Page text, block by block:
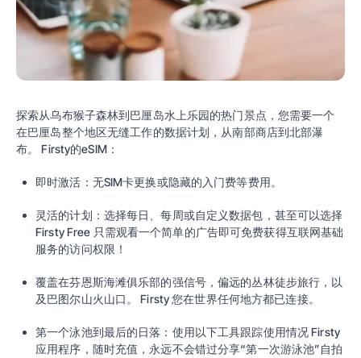
探索从乌布猴子森林到巴厘岛水上乐园的热门景点，您需要一个
在巴厘岛整个地区无缝工作的数据计划，从南部商店到北部瀑
布。Firsty的eSIM：
即时激活：无SIM卡更换或隐藏的入门费等费用。
灵活的计划：选择每日、每周或自定义数据包，甚至可以选择
Firsty Free 只需观看一个简单的广告即可免费获得互联网基础
服务的访问权限！
覆盖在芬恩斯海滩俱乐部的强信号，偏远的丛林徒步旅行，以
及巴图尔山火山口。Firsty您在世界任何地方都已连接。
第一个泳池到最后的日落：使用以下工具跟踪使用情况Firsty
应用程序，随时充值，永远不会错过分享“第一次游泳池”自拍